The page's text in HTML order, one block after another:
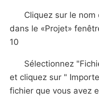
Cliquez sur le
dans le «Projet»
10
Sélectionnez
et cliquez sur "
fichier que vous avez